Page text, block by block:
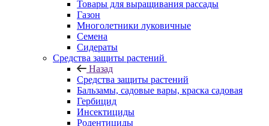
Товары для выращивания рассады
Газон
Многолетники луковичные
Семена
Сидераты
Средства защиты растений
Назад
Средства защиты растений
Бальзамы, садовые вары, краска садовая
Гербицид
Инсектициды
Родентициды